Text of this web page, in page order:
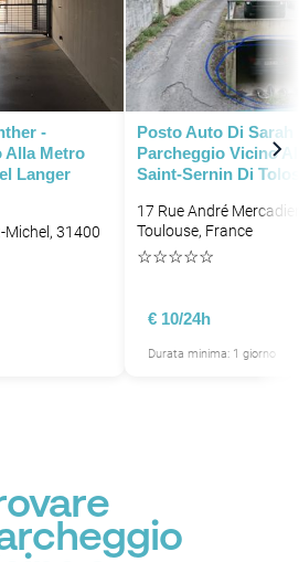
-
Alla Metro
Langer
Michel, 31400
Posto Auto Di Sarah
Parcheggio Vicino
Saint-Sernin Di
17 Rue André
Toulouse, France
☆☆☆☆☆
€ 10/24h
Durata minima: 1 giorno